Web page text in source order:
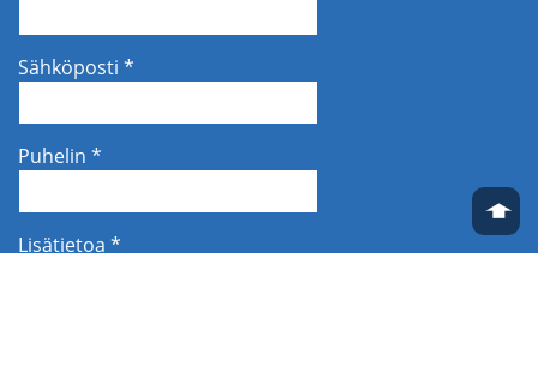
Sähköposti *
Puhelin *
Lisätietoa *
➧